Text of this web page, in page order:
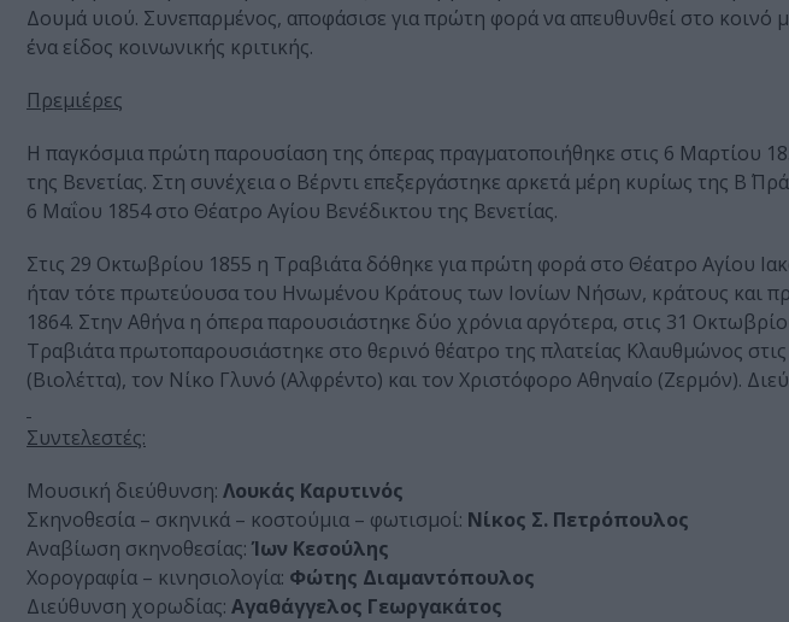
Δουμά υιού. Συνεπαρμένος, αποφάσισε για πρώτη φορά να απευθυνθεί στο κοινό
ένα είδος κοινωνικής κριτικής.
Πρεμιέρες
Η παγκόσμια πρώτη παρουσίαση της όπερας πραγματοποιήθηκε στις 6 Μαρτίου
της Βενετίας. Στη συνέχεια ο Βέρντι επεξεργάστηκε αρκετά μέρη κυρίως της Β΄
6 Μαΐου 1854 στο Θέατρο Αγίου Βενέδικτου της Βενετίας.
Στις 29 Οκτωβρίου 1855 η Τραβιάτα δόθηκε για πρώτη φορά στο Θέατρο Αγίου
ήταν τότε πρωτεύουσα του Ηνωμένου Κράτους των Ιονίων Νήσων, κράτους και
1864. Στην Αθήνα η όπερα παρουσιάστηκε δύο χρόνια αργότερα, στις 31
Τραβιάτα πρωτοπαρουσιάστηκε στο θερινό θέατρο της πλατείας Κλαυθμώνος
(Βιολέττα), τον Νίκο Γλυνό (Αλφρέντο) και τον Χριστόφορο Αθηναίο (Ζερμόν).
Συντελεστές:
Μουσική διεύθυνση: Λουκάς Καρυτινός
Σκηνοθεσία – σκηνικά – κοστούμια – φωτισμοί: Νίκος Σ. Πετρόπουλος
Αναβίωση σκηνοθεσίας: Ίων Κεσούλης
Χορογραφία – κινησιολογία: Φώτης Διαμαντόπουλος
Διεύθυνση χορωδίας: Αγαθάγγελος Γεωργακάτος